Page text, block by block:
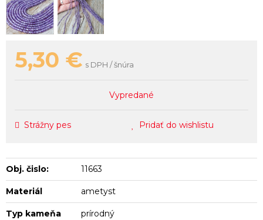
5,30 € s DPH / šnúra
Vypredané
Strážny pes Pridať do wishlistu
Obj. čislo: 11663
Materiál ametyst
Typ kameňa prírodný